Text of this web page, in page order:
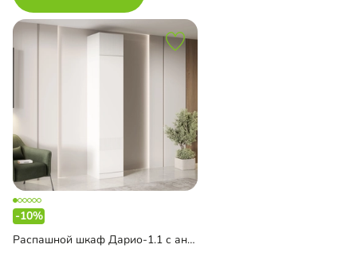
-10%
Распашной шкаф Дарио-1.1 с антресолью